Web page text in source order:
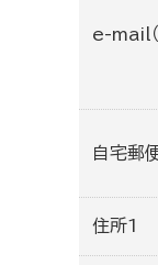
e-mail（
自宅郵
住所1